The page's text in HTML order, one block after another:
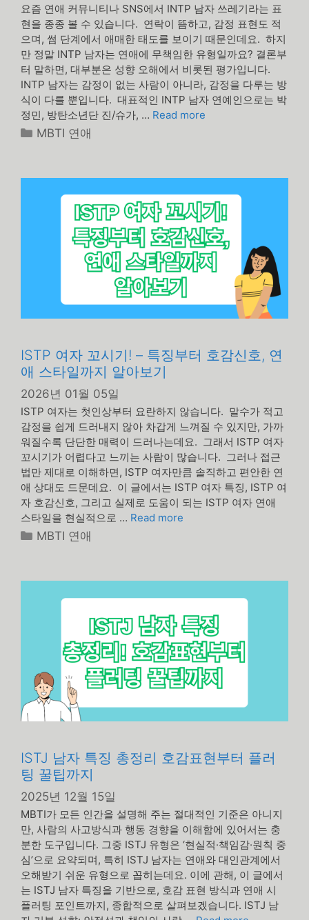
요즘 연애 커뮤니티나 SNS에서 INTP 남자 쓰레기라는 표
현을 종종 볼 수 있습니다. 연락이 뜸하고, 감정 표현도 적
으며, 썸 단계에서 애매한 태도를 보이기 때문인데요. 하지
만 정말 INTP 남자는 연애에 무책임한 유형일까요? 결론부
터 말하면, 대부분은 성향 오해에서 비롯된 평가입니다.
INTP 남자는 감정이 없는 사람이 아니라, 감정을 다루는 방
식이 다를 뿐입니다. 대표적인 INTP 남자 연예인으로는 박
정민, 방탄소년단 진/슈가, … Read more
카
리
MBTI 연애
ISTP 여자 꼬시기! – 특징부터 호감신호, 연
애 스타일까지 알아보기
2026년 01월 05일
ISTP 여자는 첫인상부터 요란하지 않습니다. 말수가 적고
감정을 쉽게 드러내지 않아 차갑게 느껴질 수 있지만, 가까
워질수록 단단한 매력이 드러나는데요. 그래서 ISTP 여자
꼬시기가 어렵다고 느끼는 사람이 많습니다. 그러나 접근
법만 제대로 이해하면, ISTP 여자만큼 솔직하고 편안한 연
애 상대도 드문데요. 이 글에서는 ISTP 여자 특징, ISTP 여
자 호감신호, 그리고 실제로 도움이 되는 ISTP 여자 연애
스타일을 현실적으로 … Read more
카
리
MBTI 연애
ISTJ 남자 특징 총정리 호감표현부터 플러
팅 꿀팁까지
2025년 12월 15일
MBTI가 모든 인간을 설명해 주는 절대적인 기준은 아니지
만, 사람의 사고방식과 행동 경향을 이해함에 있어서는 충
분한 도구입니다. 그중 ISTJ 유형은 ‘현실적·책임감·원칙 중
심’으로 요약되며, 특히 ISTJ 남자는 연애와 대인관계에서
오해받기 쉬운 유형으로 꼽히는데요. 이에 관해, 이 글에서
는 ISTJ 남자 특징을 기반으로, 호감 표현 방식과 연애 시
플러팅 포인트까지, 종합적으로 살펴보겠습니다. ISTJ 남